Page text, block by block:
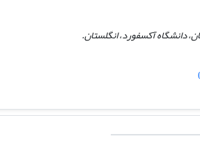
دانشگاه آکسفورد، انگلستان.